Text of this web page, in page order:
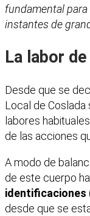
fundamental
instantes de
La labor
Desde que se
Local de Coslada
labores
de las acciones
A modo de
de este cuerpo
identificaciones
desde que se